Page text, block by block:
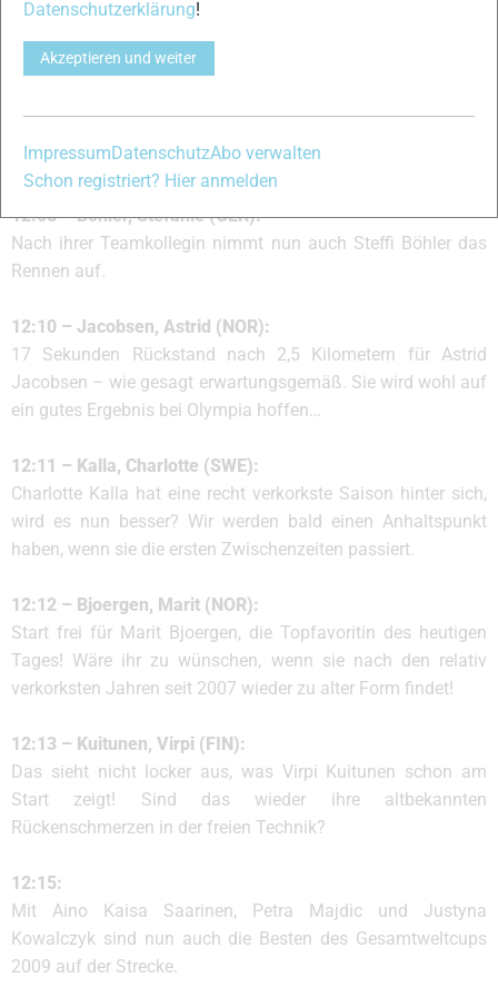
Zwischenzeiten ihre Teamkollegin in der Führung abgelöst.
12:08 – Sachenbacher Stehle, Evi (GER):
aber erst Evi Sachenbacher-Stehle!
12:08 – Böhler, Stefanie (GER):
Nach ihrer Teamkollegin nimmt nun auch Steffi Böhler das
Rennen auf.
12:10 – Jacobsen, Astrid (NOR):
17 Sekunden Rückstand nach 2,5 Kilometern für Astrid
Jacobsen – wie gesagt erwartungsgemäß. Sie wird wohl auf
ein gutes Ergebnis bei Olympia hoffen…
12:11 – Kalla, Charlotte (SWE):
Charlotte Kalla hat eine recht verkorkste Saison hinter sich,
wird es nun besser? Wir werden bald einen Anhaltspunkt
haben, wenn sie die ersten Zwischenzeiten passiert.
12:12 – Bjoergen, Marit (NOR):
Start frei für Marit Bjoergen, die Topfavoritin des heutigen
Tages! Wäre ihr zu wünschen, wenn sie nach den relativ
verkorksten Jahren seit 2007 wieder zu alter Form findet!
12:13 – Kuitunen, Virpi (FIN):
Das sieht nicht locker aus, was Virpi Kuitunen schon am
Start zeigt! Sind das wieder ihre altbekannten
Rückenschmerzen in der freien Technik?
12:15:
Mit Aino Kaisa Saarinen, Petra Majdic und Justyna
Kowalczyk sind nun auch die Besten des Gesamtweltcups
2009 auf der Strecke.
Datenschutzerklärung!
Akzeptieren und weiter
ImpressumDatenschutzAbo verwalten
Schon registriert? Hier anmelden